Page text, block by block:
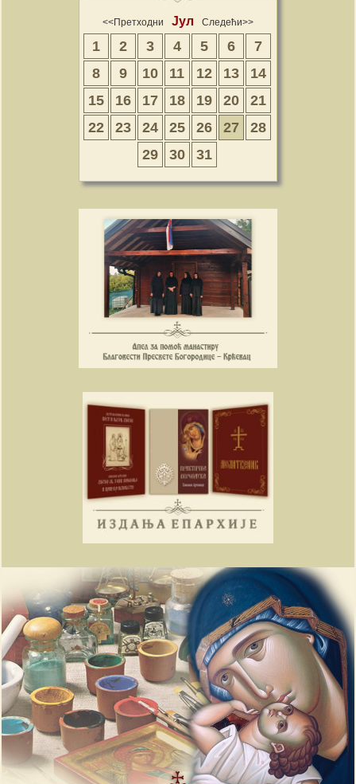
<<Претходни Јул Следећи>>
1 2 3 4 5 6
7
8
9 10 11 12 13
14
15
16 17 18 19 20
21
22
23 24 25 26 27
28
29
30 31